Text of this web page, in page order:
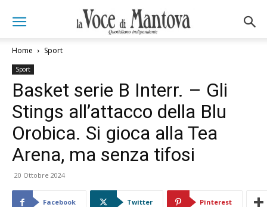
Home Sport
Sport
Basket serie B Interr. – Gli
Stings all’attacco della Blu
Orobica. Si gioca alla Tea
Arena, ma senza tifosi
20 Ottobre 2024
Facebook Twitter Pinterest